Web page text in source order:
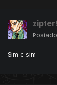
Postado
Sim e sim